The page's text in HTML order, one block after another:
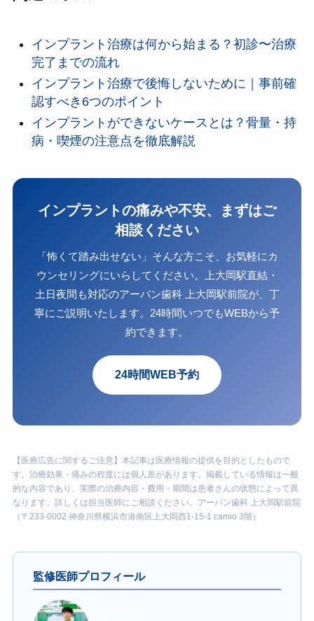
インプラント治療は何から始まる？初診〜治療
完了までの流れ
インプラント治療で後悔しないために｜事前確
認すべき6つのポイント
インプラントができないケースとは？骨量・持
病・喫煙の注意点を徹底解説
インプラントの痛みや不安、まずはご
相談ください
「怖くて踏み出せない」そんな方こそ、お気軽にカ
ウンセリングにいらしてください。上大岡駅直結・
土日夜間も対応のアーバン歯科 上大岡駅前院が、丁
寧にご説明いたします。24時間いつでもWEBから予
約できます。
24時間WEB予約
【医療広告に関するご注意】本記事は医療情報の提供を目的としたもので
す。治療効果・痛みの程度には個人差があります。掲載している情報は一般
的な内容であり、実際の治療内容・費用・期間は患者さんの状態によって異
なります。詳しくは担当医師にご相談ください。アーバン歯科 上大岡駅前院
（〒233-0002 神奈川県横浜市港南区上大岡西1-15-1 camio 3階）
監修医師プロフィール